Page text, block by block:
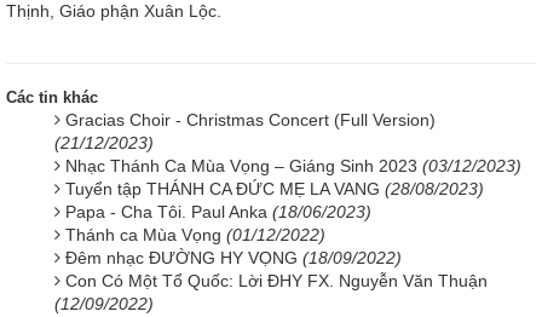
Thịnh, Giáo phận Xuân Lộc.
Các tin khác
Gracias Choir - Christmas Concert (Full Version)
(21/12/2023)
Nhạc Thánh Ca Mùa Vọng – Giáng Sinh 2023 (03/12/2023)
Tuyển tập THÁNH CA ĐỨC MẸ LA VANG (28/08/2023)
Papa - Cha Tôi. Paul Anka (18/06/2023)
Thánh ca Mùa Vọng (01/12/2022)
Đêm nhạc ĐƯỜNG HY VỌNG (18/09/2022)
Con Có Một Tổ Quốc: Lời ĐHY FX. Nguyễn Văn Thuận
(12/09/2022)